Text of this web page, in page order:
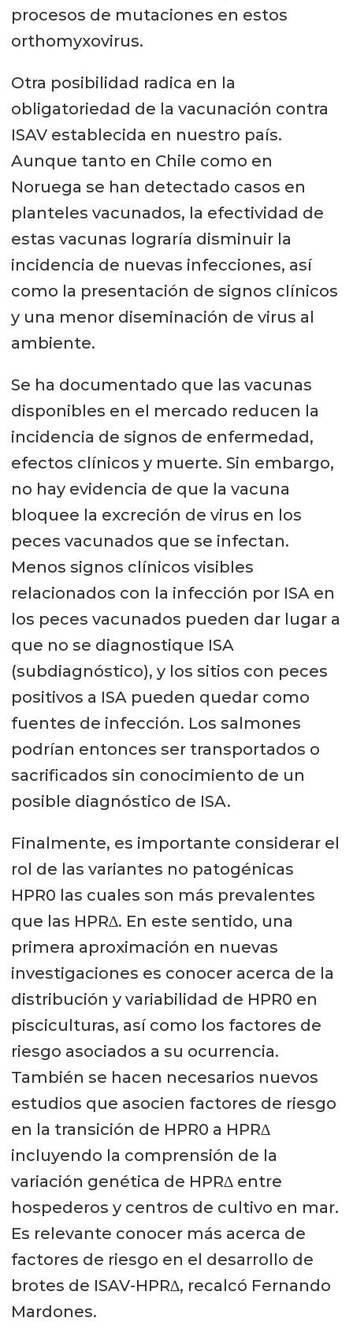
procesos de mutaciones en estos
orthomyxovirus.
Otra posibilidad radica en la
obligatoriedad de la vacunación contra
ISAV establecida en nuestro país.
Aunque tanto en Chile como en
Noruega se han detectado casos en
planteles vacunados, la efectividad de
estas vacunas lograría disminuir la
incidencia de nuevas infecciones, así
como la presentación de signos clínicos
y una menor diseminación de virus al
ambiente.
Se ha documentado que las vacunas
disponibles en el mercado reducen la
incidencia de signos de enfermedad,
efectos clínicos y muerte. Sin embargo,
no hay evidencia de que la vacuna
bloquee la excreción de virus en los
peces vacunados que se infectan.
Menos signos clínicos visibles
relacionados con la infección por ISA en
los peces vacunados pueden dar lugar a
que no se diagnostique ISA
(subdiagnóstico), y los sitios con peces
positivos a ISA pueden quedar como
fuentes de infección. Los salmones
podrían entonces ser transportados o
sacrificados sin conocimiento de un
posible diagnóstico de ISA.
Finalmente, es importante considerar el
rol de las variantes no patogénicas
HPR0 las cuales son más prevalentes
que las HPR∆. En este sentido, una
primera aproximación en nuevas
investigaciones es conocer acerca de la
distribución y variabilidad de HPR0 en
pisciculturas, así como los factores de
riesgo asociados a su ocurrencia.
También se hacen necesarios nuevos
estudios que asocien factores de riesgo
en la transición de HPR0 a HPR∆
incluyendo la comprensión de la
variación genética de HPR∆ entre
hospederos y centros de cultivo en mar.
Es relevante conocer más acerca de
factores de riesgo en el desarrollo de
brotes de ISAV-HPR∆, recalcó Fernando
Mardones.